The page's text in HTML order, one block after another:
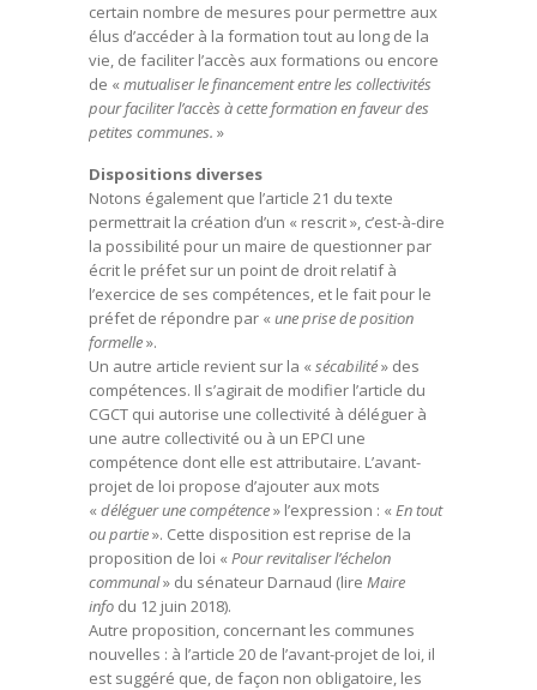
certain nombre de mesures pour permettre aux
élus d’accéder à la formation tout au long de la
vie, de faciliter l’accès aux formations ou encore
de « mutualiser le financement entre les collectivités
pour faciliter l’accès à cette formation en faveur des
petites communes. »
Dispositions diverses
Notons également que l’article 21 du texte
permettrait la création d’un « rescrit », c’est-à-dire
la possibilité pour un maire de questionner par
écrit le préfet sur un point de droit relatif à
l’exercice de ses compétences, et le fait pour le
préfet de répondre par « une prise de position
formelle».
Un autre article revient sur la « sécabilité» des
compétences. Il s’agirait de modifier l’article du
CGCT qui autorise une collectivité à déléguer à
une autre collectivité ou à un EPCI une
compétence dont elle est attributaire. L’avant-
projet de loi propose d’ajouter aux mots
« déléguer une compétence» l’expression : « En tout
ou partie». Cette disposition est reprise de la
proposition de loi « Pour revitaliser l’échelon
communal» du sénateur Darnaud (lire Maire
info du 12 juin 2018).
Autre proposition, concernant les communes
nouvelles : à l’article 20 de l’avant-projet de loi, il
est suggéré que, de façon non obligatoire, les